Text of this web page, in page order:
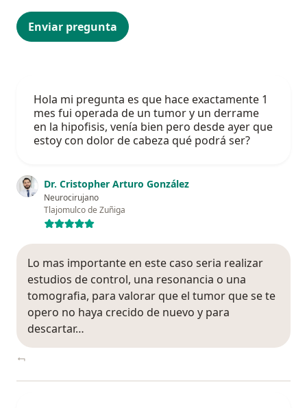
Enviar pregunta
Hola mi pregunta es que hace exactamente 1
mes fui operada de un tumor y un derrame
en la hipofisis, venía bien pero desde ayer que
estoy con dolor de cabeza qué podrá ser?
Dr. Cristopher Arturo González
Neurocirujano
Tlajomulco de Zuñiga
Lo mas importante en este caso seria realizar
estudios de control, una resonancia o una
tomografia, para valorar que el tumor que se te
opero no haya crecido de nuevo y para
descartar…